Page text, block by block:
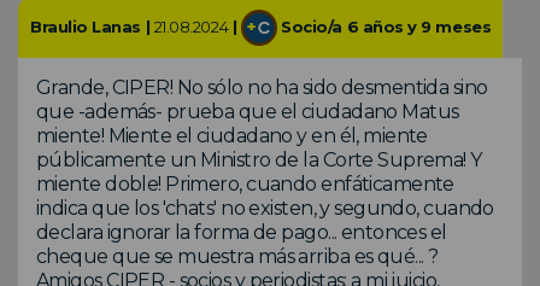
Braulio Lanas | 21.08.2024| Socio/a 6 años y 9 meses
Grande, CIPER! No sólo no ha sido desmentida sino
que -además- prueba que el ciudadano Matus
miente! Miente el ciudadano y en él, miente
públicamente un Ministro de la Corte Suprema! Y
miente doble! Primero, cuando enfáticamente
indica que los 'chats' no existen, y segundo, cuando
declara ignorar la forma de pago... entonces el
cheque que se muestra más arriba es qué... ?
Amigos CIPER - socios y periodistas: a mi juicio,